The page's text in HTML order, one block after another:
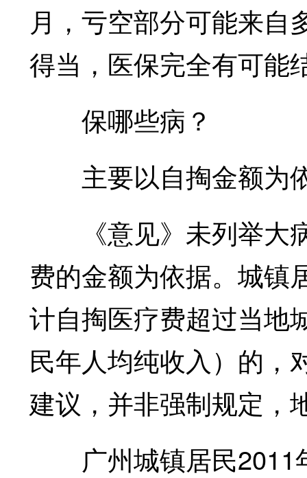
月，亏空部分可能来自
得当，医保完全有可能
保哪些病？
主要以自掏金额为
《意见》未列举大
费的金额为依据。城镇
计自掏医疗费超过当地
民年人均纯收入）的
建议，并非强制规定，
广州城镇居民2011